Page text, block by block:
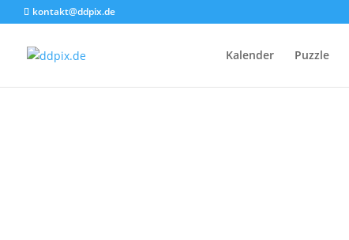
kontakt@ddpix.de
Kalender Puzzle